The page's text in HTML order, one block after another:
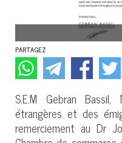
PARTAGEZ
S.E.M Gebran
étrangères et des
remerciement au Dr